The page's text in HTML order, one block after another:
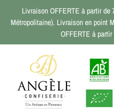
contenu
Livraison OFFERTE à partir
Métropolitaine). Livraison en point
OFFERTE à